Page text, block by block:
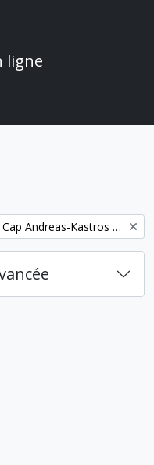
ligne
Mission archéologique française de Cap Andreas-Kastros et de Khirokitia (Chypre)